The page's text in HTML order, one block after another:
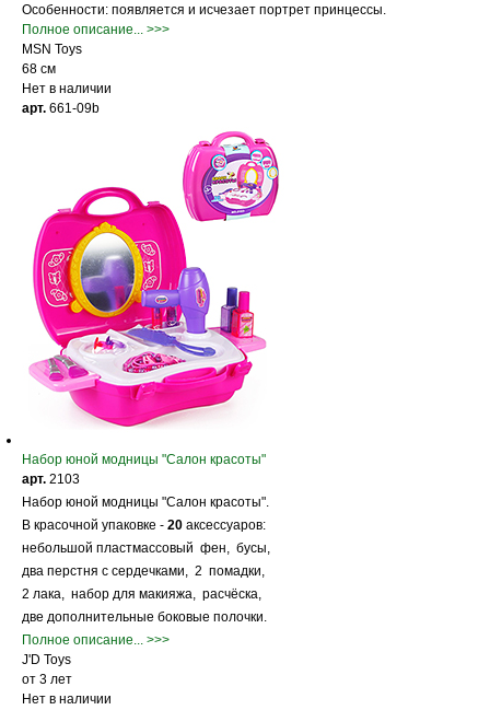
Особенности: появляется и исчезает портрет принцессы.
Полное описание... >>>
MSN Toys
68 см
Нет в наличии
арт. 661-09b
Набор юной модницы "Салон красоты"
арт. 2103
Набор юной модницы "Салон красоты".
В красочной упаковке - 20 аксессуаров:
небольшой пластмассовый фен, бусы,
два перстня с сердечками, 2 помадки,
2 лака, набор для макияжа, расчёска,
две дополнительные боковые полочки.
Полное описание... >>>
J'D Toys
от 3 лет
Нет в наличии